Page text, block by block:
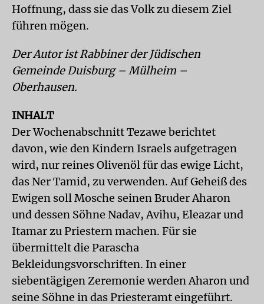
Hoffnung, dass sie das Volk zu diesem Ziel
führen mögen.
Der Autor ist Rabbiner der Jüdischen
Gemeinde Duisburg – Mülheim –
Oberhausen.
INHALT
Der Wochenabschnitt Tezawe berichtet
davon, wie den Kindern Israels aufgetragen
wird, nur reines Olivenöl für das ewige Licht,
das Ner Tamid, zu verwenden. Auf Geheiß des
Ewigen soll Mosche seinen Bruder Aharon
und dessen Söhne Nadav, Avihu, Eleazar und
Itamar zu Priestern machen. Für sie
übermittelt die Parascha
Bekleidungsvorschriften. In einer
siebentägigen Zeremonie werden Aharon und
seine Söhne in das Priesteramt eingeführt.